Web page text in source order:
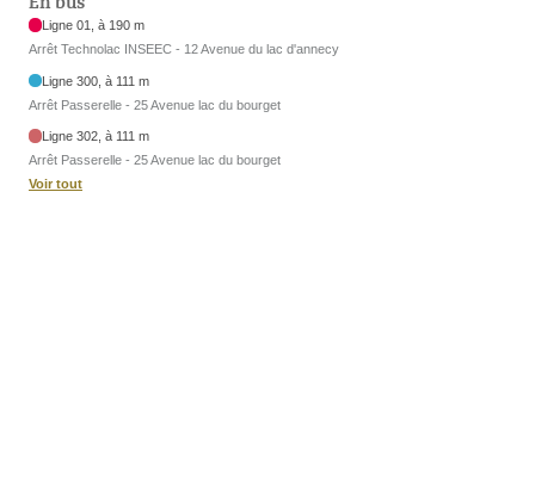
Ligne 01, à 190 m
Arrêt Technolac INSEEC - 12 Avenue du lac d'annecy
Ligne 300, à 111 m
Arrêt Passerelle - 25 Avenue lac du bourget
Ligne 302, à 111 m
Arrêt Passerelle - 25 Avenue lac du bourget
Voir tout